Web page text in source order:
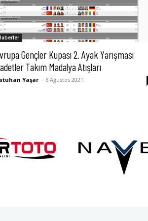
Gençler Kupası 2. Ayak Yarışması
Takım Madalya Atışları
Yaşar - 6 Ağustos 2021